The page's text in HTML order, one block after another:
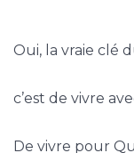
Oui, la vraie clé
c’est de vivre
De vivre pour